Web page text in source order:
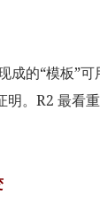
成的“模板”可
明。R2 最看